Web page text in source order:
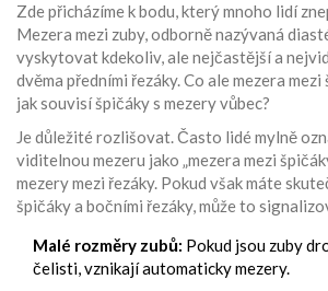
Zde přicházíme k bodu, který mnoho lidí
Mezera mezi zuby, odborně nazývaná
vyskytovat kdekoliv, ale nejčastější a
dvěma předními řezáky. Co ale mezera
jak souvisí špičáky s mezery vůbec?
Je důležité rozlišovat. Často lidé mylně
viditelnou mezeru jako „mezera mezi
mezery mezi řezáky. Pokud však máte
špičáky a bočními řezáky, může to
Malé rozměry zubů: Pokud jsou zuby
čelisti, vznikají automaticky mezery.